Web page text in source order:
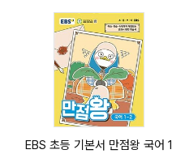
EBS 초등 기본서 만점왕 국어 1